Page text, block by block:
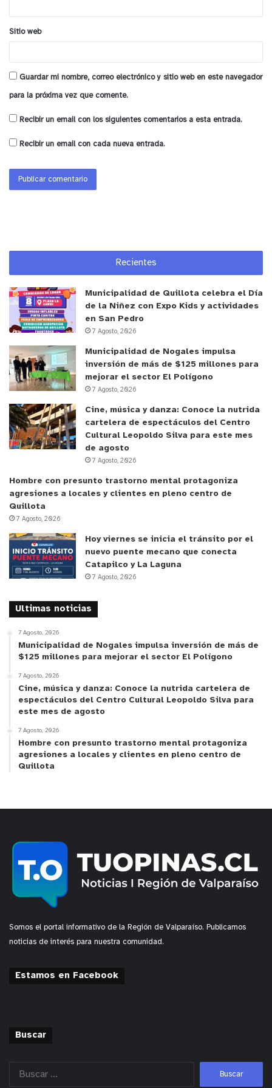
como en el caso anterior, estas manchas deben ser
un tipo de cáncer a la piel”, añade la médica. Según la
procedimientos médicos.
Angiomas cereza o puntos rubí: Éstos son crecimientos
que comienzan a aparecer en la piel después de los 30
Son benignos y no requieren de tratamiento específico.
Asimismo, existen otros problemas como la
dermatitis seborreica, que se caracteriza por una
descamación amarillenta en zonas de abundantes
glándulas sebáceas como el cuero cabelludo, el
pliegue nasolabial, cejas y cuello; la piel muy seca
o eczema asteatósico y un aumento en casos de
rosácea. “Con los años, la función de barrera se va
perdiendo, por lo que muchos de estos problemas
se deben a esto. Por lo mismo, mantener la piel
humectada es clave, además de una alimentación
balanceada y evitar el uso de agentes abrasivos
como jabones, colonias o detergentes muy
fuertes”, recomienda la facultativa, poniendo
énfasis en el uso permanente de filtros UV
(bloqueadores) en todas las edades, en cualquier
época del año y mayormente, en áreas más
expuestas para prevenir lesiones.
Considerando que en Chile las personas mayores
proyectándose a alcanzar un 32% para el 2050,
según la Comisión Económica para Latinoamérica
y el Caribe (CEPAL), es necesario comenzar a
interiorizarse de los problemas más comunes de
este grupo, que van más allá de las enfermedades
crónicas. De hecho, uno de los cánceres de piel
más comunes -como el melanoma- es
diagnosticado a los 65 años como edad promedio.
“Si bien muchas de estas patologías pueden ser
tratadas con acciones menores o tratamientos
puedan representar un riesgo mayor como el
alguna lesión u otra sintomatología, se debe
consultar siempre a un especialista”, finaliza la
médica.
y tú, ¿qué opinas?
Sitio web
Guardar mi nombre, correo electrónico y sitio web en este navegador
para la próxima vez que comente.
Recibir un email con los siguientes comentarios a esta entrada.
Recibir un email con cada nueva entrada.
Recientes
Municipalidad de Quillota celebra el Día
de la Niñez con Expo Kids y actividades
en San Pedro
7 Agosto, 2026
Municipalidad de Nogales impulsa
inversión de más de $125 millones para
mejorar el sector El Polígono
7 Agosto, 2026
Cine, música y danza: Conoce la nutrida
cartelera de espectáculos del Centro
Cultural Leopoldo Silva para este mes
de agosto
7 Agosto, 2026
Hombre con presunto trastorno mental protagoniza
agresiones a locales y clientes en pleno centro de
Quillota
7 Agosto, 2026
Hoy viernes se inicia el tránsito por el
nuevo puente mecano que conecta
Catapilco y La Laguna
7 Agosto, 2026
Ultimas noticias
7 Agosto, 2026
Municipalidad de Nogales impulsa inversión de más de
$125 millones para mejorar el sector El Polígono
7 Agosto, 2026
Cine, música y danza: Conoce la nutrida cartelera de
espectáculos del Centro Cultural Leopoldo Silva para
este mes de agosto
7 Agosto, 2026
Hombre con presunto trastorno mental protagoniza
agresiones a locales y clientes en pleno centro de
Quillota
Somos el portal informativo de la Región de Valparaíso. Publicamos
noticias de interés para nuestra comunidad.
Estamos en Facebook
Buscar